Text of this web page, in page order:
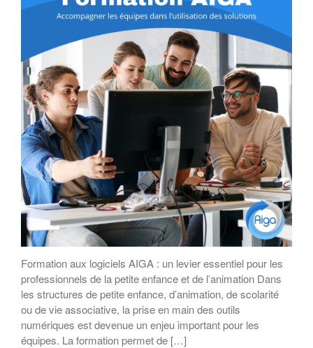
Formation aux logiciels AIGA : un levier essentiel pour les
professionnels de la petite enfance et de l’animation Dans
les structures de petite enfance, d’animation, de scolarité
ou de vie associative, la prise en main des outils
numériques est devenue un enjeu important pour les
équipes. La formation permet de […]